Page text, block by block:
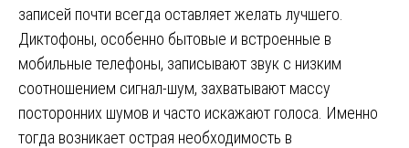
записей почти всегда оставляет желать лучшего.
Диктофоны, особенно бытовые и встроенные в
мобильные телефоны, записывают звук с низким
соотношением сигнал-шум, захватывают массу
посторонних шумов и часто искажают голоса. Именно
тогда возникает острая необходимость в